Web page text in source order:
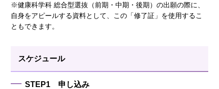
※健康科学科 総合型選抜（前期・中期・後期）の出願の際に、
自身をアピールする資料として、この「修了証」を使用するこ
ともできます。
スケジュール
STEP1 申し込み